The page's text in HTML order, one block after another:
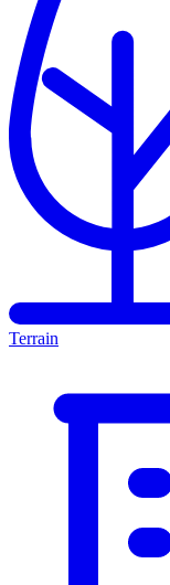
Terrain